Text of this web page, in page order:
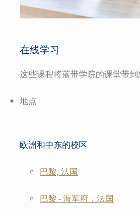
在线学习
这些课程将蓝带学院的课堂带到
地点
欧洲和中东的校区
巴黎, 法国
巴黎 - 海军府，法国